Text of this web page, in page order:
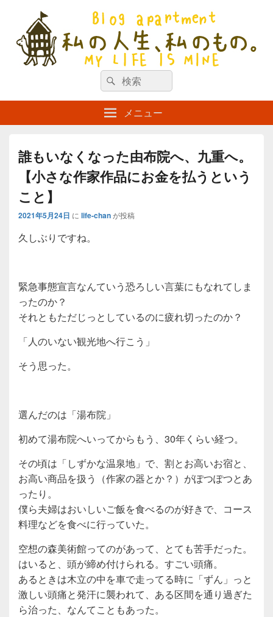
私の人生、私のもの。【新館】
検
索
対
象:
検
索
メニュー
誰もいなくなった由布院へ、九重へ。
【小さな作家作品にお金を払うという
こと】
2021年5月24日 に life-chanが投稿
久しぶりですね。
緊急事態宣言なんていう恐ろしい言葉にもなれてしま
ったのか？
それともただじっとしているのに疲れ切ったのか？
「人のいない観光地へ行こう」
そう思った。
選んだのは「湯布院」
初めて湯布院へいってからもう、30年くらい経つ。
その頃は「しずかな温泉地」で、割とお高いお宿と、
お高い商品を扱う（作家の器とか？）がぽつぽつとあ
ったり。
僕ら夫婦はおいしいご飯を食べるのが好きで、コース
料理などを食べに行っていた。
空想の森美術館ってのがあって、とても苦手だった。
はいると、頭が締め付けられる。すごい頭痛。
あるときは木立の中を車で走ってる時に「ずん」っと
激しい頭痛と発汗に襲われて、ある区間を通り過ぎた
ら治った、なんてこともあった。